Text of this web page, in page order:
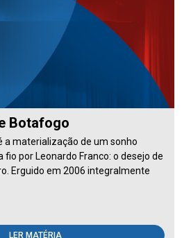
Botafogo
a materialização de um sonho
fio por Leonardo Franco: o desejo de
Erguido em 2006 integralmente
LER MATÉRIA